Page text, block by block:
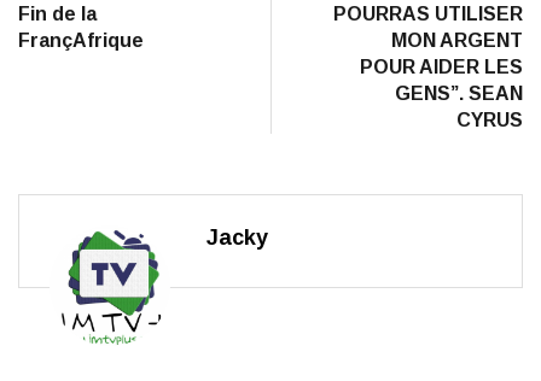
l’article
Fin de la
FrançAfrique
POURRAS UTILISER
MON ARGENT
POUR AIDER LES
GENS”. SEAN
CYRUS
Jacky